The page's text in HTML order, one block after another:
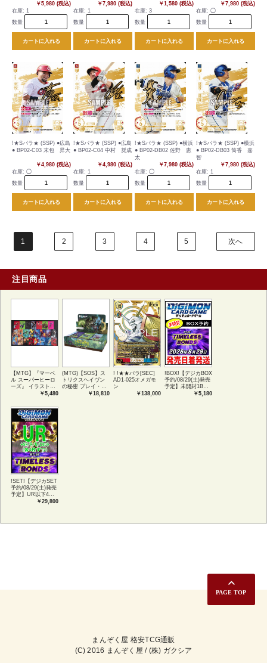
￥5,980 (税込)
在庫: 1
数量
カートに入れる
￥7,980 (税込)
在庫: 1
数量
カートに入れる
￥1,580 (税込)
在庫: 3
数量
カートに入れる
￥7,980 (税込)
在庫: ◯
数量
カートに入れる
!★Sパラ★ (SSP) ●広島
● BP02-C03 末包 昇大
￥4,980 (税込)
在庫: ◯
数量
カートに入れる
!★Sパラ★ (SSP) ●広島
● BP02-C04 中村 奨成
￥4,980 (税込)
在庫: 1
数量
カートに入れる
!★Sパラ★ (SSP) ●横浜
● BP02-DB02 佐野 恵
太
￥7,980 (税込)
在庫: ◯
数量
カートに入れる
!★Sパラ★ (SSP) ●横浜
● BP02-DB03 筒香 嘉
智
￥7,980 (税込)
在庫: 1
数量
カートに入れる
1 2 3 4 5 次へ
注目商品
【MTG】『マーベ
ル スーパーヒーロ
ーズ』 イラストコ
レクション 54種コ
アートカード(JPN)
￥5,480
(MTG)【SOS】ス
トリクスヘイヴン
の秘密 プレイ・ブ
ースター1BOX日本
￥18,810
! !★★パラ[SEC]
AD1-025オメガモ
ン
￥138,000
!BOX!【デジカBOX
予約/08/29(土)発売
予定】未開封1BOX
￥5,180
!SET!【デジカSET
予約/08/29(土)発売
予定】UR以下4コ
ンセット 【BT-￥29,800
まんぞく屋 格安TCG通販
(C) 2016 まんぞく屋 / (株) ガクシア